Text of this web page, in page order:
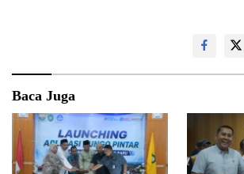
Baca Juga